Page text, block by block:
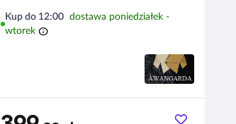
Kup do 12:00 dostawa poniedziałek -
wtorek info